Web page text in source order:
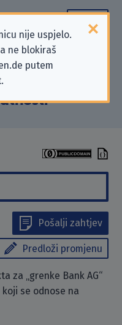
nije uspjelo.
ne blokiraš
putem
Bank AG”
za
Pošalji zahtjev
Predloži promjenu
za „grenke Bank AG“
se odnose na